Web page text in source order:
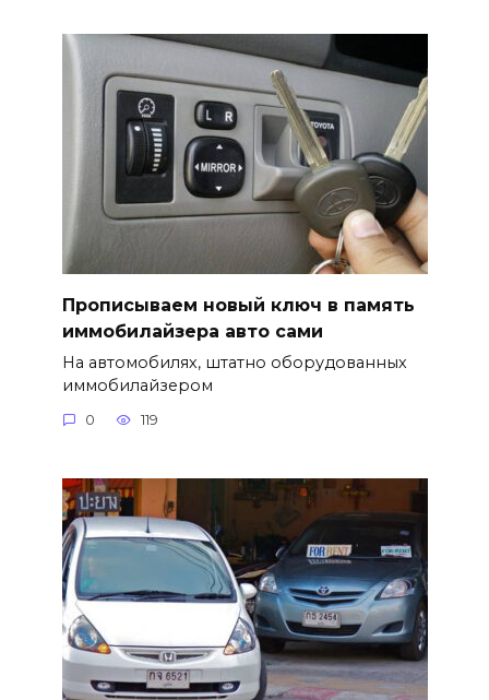
Прописываем новый ключ в память
иммобилайзера авто сами
На автомобилях, штатно оборудованных
иммобилайзером
0 119